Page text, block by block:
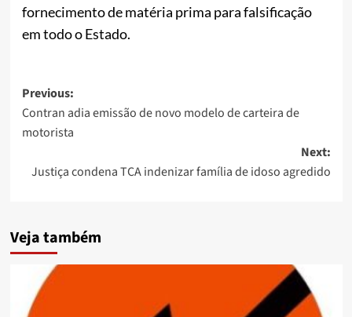
fornecimento de matéria prima para falsificação
em todo o Estado.
Post
navigation
Previous:
Contran adia emissão de novo modelo de carteira de
motorista
Next:
Justiça condena TCA indenizar família de idoso agredido
Veja também